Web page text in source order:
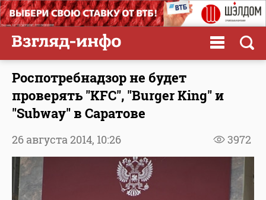
Роспотребнадзор не будет
проверять "KFC", "Burger King" и
"Subway" в Саратове
3972
26 августа 2014, 10:26